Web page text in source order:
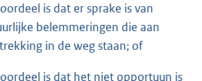
is dat er sprake is van
belemmeringen die aan
in de weg staan; of
is dat het niet opportuun is